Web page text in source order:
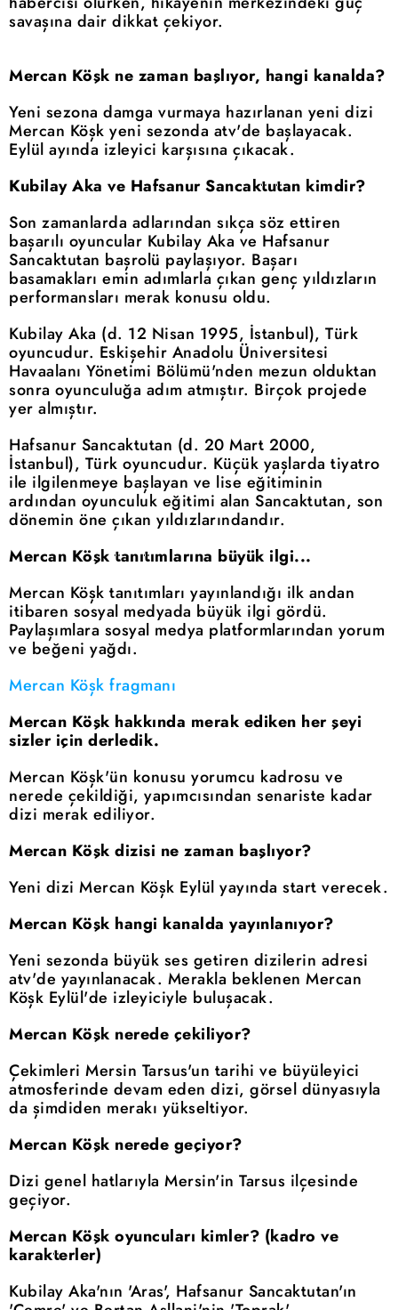
savaşına dair dikkat çekiyor.
Mercan Köşk ne zaman başlıyor, hangi kanalda?
Yeni sezona damga vurmaya hazırlanan yeni dizi
Mercan Köşk yeni sezonda atv'de başlayacak.
Eylül ayında izleyici karşısına çıkacak.
Kubilay Aka ve Hafsanur Sancaktutan kimdir?
Son zamanlarda adlarından sıkça söz ettiren
başarılı oyuncular Kubilay Aka ve Hafsanur
Sancaktutan başrolü paylaşıyor. Başarı
basamakları emin adımlarla çıkan genç yıldızların
performansları merak konusu oldu.
Kubilay Aka (d. 12 Nisan 1995, İstanbul), Türk
oyuncudur. Eskişehir Anadolu Üniversitesi
Havaalanı Yönetimi Bölümü'nden mezun olduktan
sonra oyunculuğa adım atmıştır. Birçok projede
yer almıştır.
Hafsanur Sancaktutan (d. 20 Mart 2000,
İstanbul), Türk oyuncudur. Küçük yaşlarda tiyatro
ile ilgilenmeye başlayan ve lise eğitiminin
ardından oyunculuk eğitimi alan Sancaktutan, son
dönemin öne çıkan yıldızlarındandır.
Mercan Köşk tanıtımlarına büyük ilgi...
Mercan Köşk tanıtımları yayınlandığı ilk andan
itibaren sosyal medyada büyük ilgi gördü.
Paylaşımlara sosyal medya platformlarından yorum
ve beğeni yağdı.
Mercan Köşk fragmanı
Mercan Köşk hakkında merak ediken her şeyi
sizler için derledik.
Mercan Köşk'ün konusu yorumcu kadrosu ve
nerede çekildiği, yapımcısından senariste kadar
dizi merak ediliyor.
Mercan Köşk dizisi ne zaman başlıyor?
Yeni dizi Mercan Köşk Eylül yayında start verecek.
Mercan Köşk hangi kanalda yayınlanıyor?
Yeni sezonda büyük ses getiren dizilerin adresi
atv'de yayınlanacak. Merakla beklenen Mercan
Köşk Eylül'de izleyiciyle buluşacak.
Mercan Köşk nerede çekiliyor?
Çekimleri Mersin Tarsus'un tarihi ve büyüleyici
atmosferinde devam eden dizi, görsel dünyasıyla
da şimdiden merakı yükseltiyor.
Mercan Köşk nerede geçiyor?
Dizi genel hatlarıyla Mersin'in Tarsus ilçesinde
geçiyor.
Mercan Köşk oyuncuları kimler? (kadro ve
karakterler)
Kubilay Aka'nın 'Aras', Hafsanur Sancaktutan'ın